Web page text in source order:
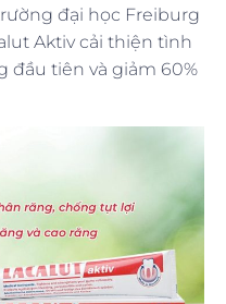
đại học Freiburg
Aktiv cải thiện tình
đầu tiên và giảm 60%